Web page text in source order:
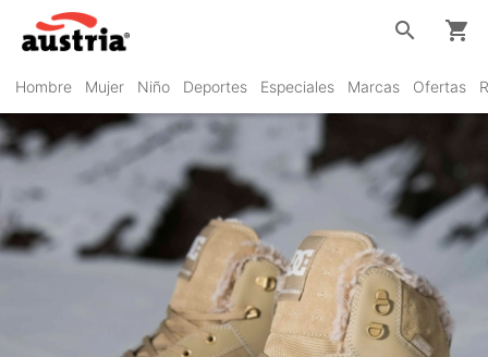
Hombre Mujer Niño Deportes Especiales Marcas Ofertas
search shopping_cart